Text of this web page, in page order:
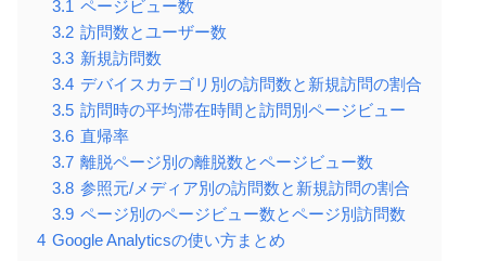
3.1 ページビュー数
3.2 訪問数とユーザー数
3.3 新規訪問数
3.4 デバイスカテゴリ別の訪問数と新規訪問の割合
3.5 訪問時の平均滞在時間と訪問別ページビュー
3.6 直帰率
3.7 離脱ページ別の離脱数とページビュー数
3.8 参照元/メディア別の訪問数と新規訪問の割合
3.9 ページ別のページビュー数とページ別訪問数
4 Google Analyticsの使い方まとめ